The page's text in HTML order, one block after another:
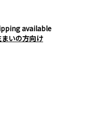
available
いの方向け